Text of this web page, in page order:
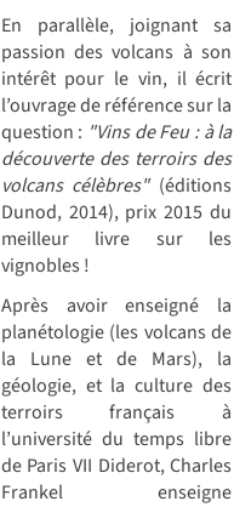
En parallèle, joignant sa
passion des volcans à son
intérêt pour le vin, il écrit
l’ouvrage de référence sur la
question : "Vins de Feu : à la
découverte des terroirs des
volcans célèbres"(éditions
Dunod, 2014), prix 2015 du
meilleur livre sur les
vignobles !
Après avoir enseigné la
planétologie (les volcans de
la Lune et de Mars), la
géologie, et la culture des
terroirs français à
l’université du temps libre
de Paris VII Diderot, Charles
Frankel enseigne